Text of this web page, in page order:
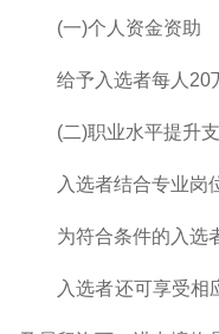
(一)个人资金资助
给予入选者每人20
(二)职业水平提升
入选者结合专业岗
为符合条件的入选
入选者还可享受相